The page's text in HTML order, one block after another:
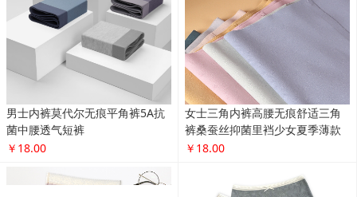
男士内裤莫代尔无痕平角裤5A抗
菌中腰透气短裤
￥18.00
女士三角内裤高腰无痕舒适三角
裤桑蚕丝抑菌里裆少女夏季薄款
￥18.00